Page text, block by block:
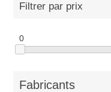
Filtrer par prix
0
Fabricants